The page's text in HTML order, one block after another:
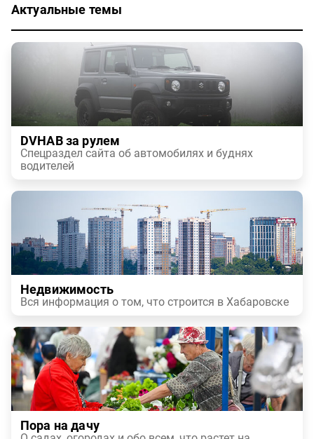
Актуальные темы
DVHAB за рулем
Спецраздел сайта об автомобилях и буднях
водителей
Недвижимость
Вся информация о том, что строится в Хабаровске
Пора на дачу